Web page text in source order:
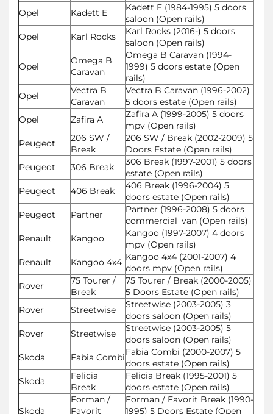
Opel
Kadett E
Kadett E (1984-1995) 5 doors
saloon (Open rails)
Opel
Karl Rocks
Karl Rocks (2016-) 5 doors
saloon (Open rails)
Opel
Omega B
Caravan
Omega B Caravan (1994-
1999) 5 doors estate (Open
rails)
Opel
Vectra B
Caravan
Vectra B Caravan (1996-2002)
5 doors estate (Open rails)
Opel
Zafira A
Zafira A (1999-2005) 5 doors
mpv (Open rails)
Peugeot
206 SW /
Break
206 SW / Break (2002-2009) 5
Doors Estate (Open rails)
Peugeot
306 Break
306 Break (1997-2001) 5 doors
estate (Open rails)
Peugeot
406 Break
406 Break (1996-2004) 5
doors estate (Open rails)
Peugeot
Partner
Partner (1996-2008) 5 doors
commercial_van (Open rails)
Renault
Kangoo
Kangoo (1997-2007) 4 doors
mpv (Open rails)
Renault
Kangoo 4x4 Kangoo 4x4 (2001-2007) 4
doors mpv (Open rails)
Rover
75 Tourer /
Break
75 Tourer / Break (2000-2005)
5 Doors Estate (Open rails)
Rover
Streetwise
Streetwise (2003-2005) 3
doors saloon (Open rails)
Rover
Streetwise
Streetwise (2003-2005) 5
doors saloon (Open rails)
Skoda
Fabia CombiFabia Combi (2000-2007) 5
doors estate (Open rails)
Skoda
Felicia
Break
Felicia Break (1995-2001) 5
doors estate (Open rails)
Skoda
Forman /
Favorit
Forman / Favorit Break (1990-
1995) 5 Doors Estate (Open